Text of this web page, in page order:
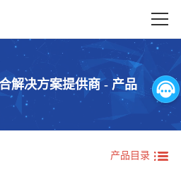
解决方案提供商 - 产品
产品目录